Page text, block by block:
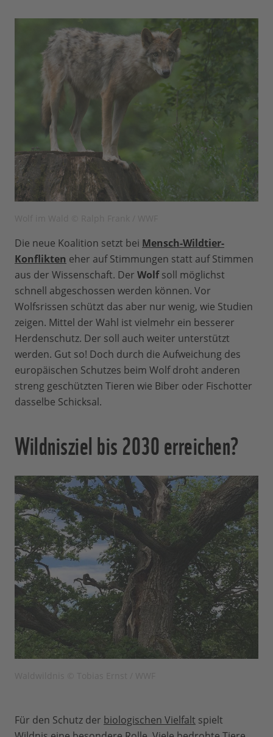
Die neue Koalition setzt bei Mensch-Wildtier-
Konflikten eher auf Stimmungen statt auf Stimmen
aus der Wissenschaft. Der Wolfsoll möglichst
schnell abgeschossen werden können. Vor
Wolfsrissen schützt das aber nur wenig, wie Studien
zeigen. Mittel der Wahl ist vielmehr ein besserer
Herdenschutz. Der soll auch weiter unterstützt
werden. Gut so! Doch durch die Aufweichung des
europäischen Schutzes beim Wolf droht anderen
streng geschützten Tieren wie Biber oder Fischotter
dasselbe Schicksal.
Wildnisziel bis 2030 erreichen?
Für den Schutz der biologischen Vielfalt spielt